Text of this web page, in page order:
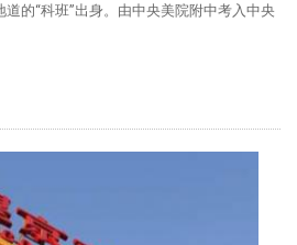
的“科班”出身。由中央美院附中考入中央